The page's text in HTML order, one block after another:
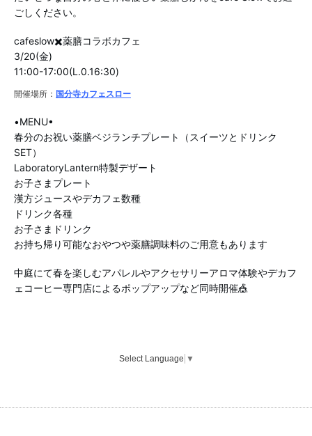
ごしください。
cafeslow✖️薬膳コラボカフェ
3/20(金)
11:00-17:00(L.0.16:30)
開催場所： 国分寺カフェスロー
•MENU•
春分のお祝い薬膳ベジランチプレート（スイーツとドリンク
SET）
LaboratoryLantern特製デザート
お子さまプレート
漢方ジュースやデカフェ数種
ドリンク各種
お子さまドリンク
お持ち帰り可能なおやつや薬膳調味料のご用意もあります
中庭にて春を楽しむアパレルやアクセサリーアロマ体験やデカフ
ェコーヒー専門店によるポップアップなど同時開催🎪
Select Language ▼